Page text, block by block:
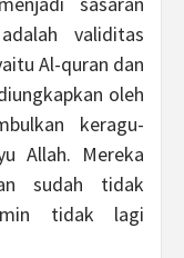
validitas
Al-quran dan
oleh
keragu-
Allah. Mereka
sudah tidak
tidak lagi